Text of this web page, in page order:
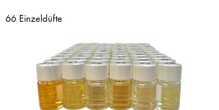
66 Einzeldüfte